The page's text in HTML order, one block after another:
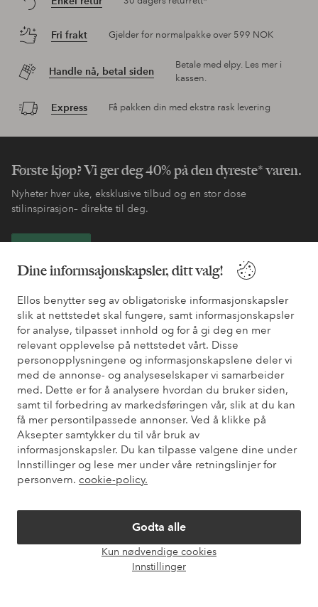
Dine informsajonskapsler, ditt valg!
Ellos benytter seg av obligatoriske informasjonskapsler
slik at nettstedet skal fungere, samt informasjonskapsler
for analyse, tilpasset innhold og for å gi deg en mer
relevant opplevelse på nettstedet vårt. Disse
personopplysningene og informasjonskapslene deler vi
med de annonse- og analyseselskaper vi samarbeider
med. Dette er for å analysere hvordan du bruker siden,
samt til forbedring av markedsføringen vår, slik at du kan
få mer persontilpassede annonser. Ved å klikke på
Aksepter samtykker du til vår bruk av
informasjonskapsler. Du kan tilpasse valgene dine under
Innstillinger og lese mer under våre retningslinjer for
personvern. cookie-policy.
Godta alle
Kun nødvendige cookies
Innstillinger
Fri frakt Gjelder for normalpakke over 599 NOK
Handle nå, betal siden
Betale med elpy. Les mer i
kassen.
Express Få pakken din med ekstra rask levering
Første kjøp? Vi ger deg 40% på den dyreste* varen.
Nyheter hver uke, eksklusive tilbud og en stor dose
stilinspirasjon– direkte til deg.
Trenger du hjelp?
Du finner svar på de vanligste spørsmålene i vår FAQ. Du finner
også informasjon om hvordan du kan kontakte oss.
Kundeservice Betalingsmåte
Mine sider
Om Ellos